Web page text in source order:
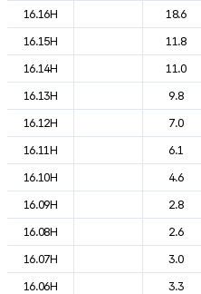
16.16H
18.6
16.15H
11.8
16.14H
11.0
16.13H
9.8
16.12H
7.0
16.11H
6.1
16.10H
4.6
16.09H
2.8
16.08H
2.6
16.07H
3.0
16.06H
3.3